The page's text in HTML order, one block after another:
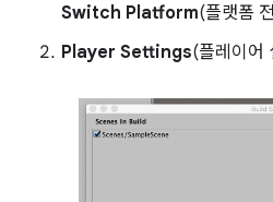
Switch Platform(플랫폼
Player Settings(플레이어